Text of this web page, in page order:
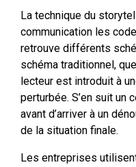
La technique du
communication les
retrouve différents
schéma traditionnel,
lecteur est introduit à
perturbée. S’en suit un
avant d’arriver à un
de la situation finale.
Les entreprises